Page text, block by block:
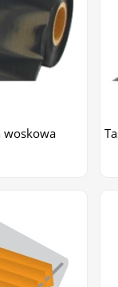
woskowa